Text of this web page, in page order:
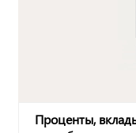
Проценты,